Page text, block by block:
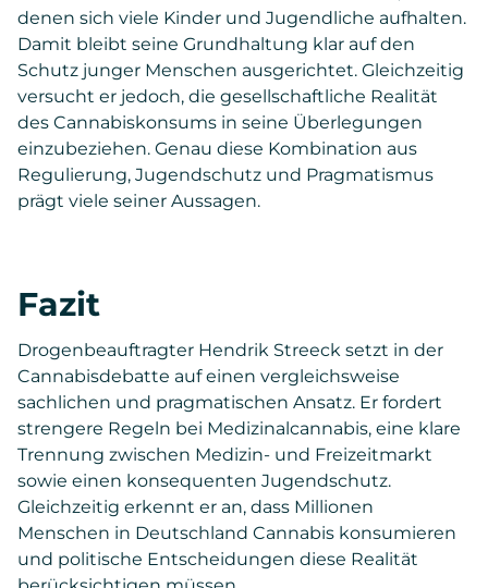
denen sich viele Kinder und Jugendliche aufhalten.
Damit bleibt seine Grundhaltung klar auf den
Schutz junger Menschen ausgerichtet. Gleichzeitig
versucht er jedoch, die gesellschaftliche Realität
des Cannabiskonsums in seine Überlegungen
einzubeziehen. Genau diese Kombination aus
Regulierung, Jugendschutz und Pragmatismus
prägt viele seiner Aussagen.
Fazit
Drogenbeauftragter Hendrik Streeck setzt in der
Cannabisdebatte auf einen vergleichsweise
sachlichen und pragmatischen Ansatz. Er fordert
strengere Regeln bei Medizinalcannabis, eine klare
Trennung zwischen Medizin- und Freizeitmarkt
sowie einen konsequenten Jugendschutz.
Gleichzeitig erkennt er an, dass Millionen
Menschen in Deutschland Cannabis konsumieren
und politische Entscheidungen diese Realität